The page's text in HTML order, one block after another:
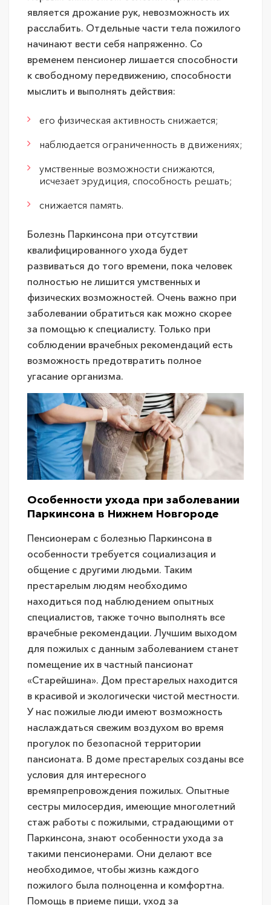
является дрожание рук, невозможность их
расслабить. Отдельные части тела пожилого
начинают вести себя напряженно. Со
временем пенсионер лишается способности
к свободному передвижению, способности
мыслить и выполнять действия:
его физическая активность снижается;
наблюдается ограниченность в движениях;
умственные возможности снижаются,
исчезает эрудиция, способность решать;
снижается память.
Болезнь Паркинсона при отсутствии
квалифицированного ухода будет
развиваться до того времени, пока человек
полностью не лишится умственных и
физических возможностей. Очень важно при
заболевании обратиться как можно скорее
за помощью к специалисту. Только при
соблюдении врачебных рекомендаций есть
возможность предотвратить полное
угасание организма.
Особенности ухода при заболевании
Паркинсона в Нижнем Новгороде
Пенсионерам с болезнью Паркинсона в
особенности требуется социализация и
общение с другими людьми. Таким
престарелым людям необходимо
находиться под наблюдением опытных
специалистов, также точно выполнять все
врачебные рекомендации. Лучшим выходом
для пожилых с данным заболеванием станет
помещение их в частный пансионат
«Старейшина». Дом престарелых находится
в красивой и экологически чистой местности.
У нас пожилые люди имеют возможность
наслаждаться свежим воздухом во время
прогулок по безопасной территории
пансионата. В доме престарелых созданы все
условия для интересного
времяпрепровождения пожилых. Опытные
сестры милосердия, имеющие многолетний
стаж работы с пожилыми, страдающими от
Паркинсона, знают особенности ухода за
такими пенсионерами. Они делают все
необходимое, чтобы жизнь каждого
пожилого была полноценна и комфортна.
Помощь в приеме пищи, уход за